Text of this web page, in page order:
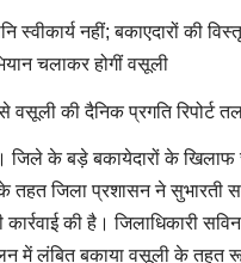
स्वीकार्य नहीं; बकाएदारों की
चलाकर होगीं वसूली
वसूली की दैनिक प्रगति रिपोर्ट
जिले के बड़े बकायेदारों के खिलाफ
तहत जिला प्रशासन ने सुभारती
की है। जिलाधिकारी
में लंबित बकाया वसूली के तहत